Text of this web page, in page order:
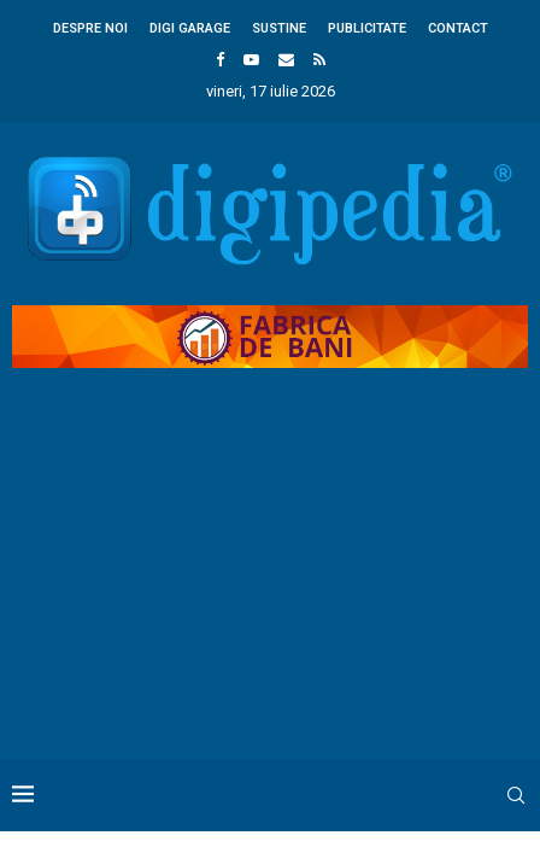
DESPRE NOI DIGI GARAGE SUSTINE PUBLICITATE CONTACT
vineri, 17 iulie 2026